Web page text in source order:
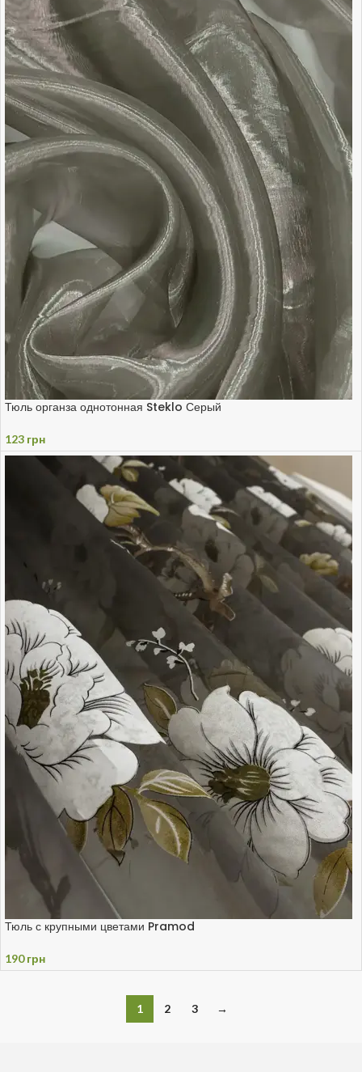
Тюль органза однотонная Steklo Серый
123 грн
Тюль с крупными цветами Pramod
190грн
1 2 3 →